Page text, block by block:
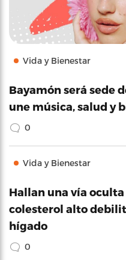
Vida y Bienestar
Bayamón será sede
une música, salud y
0
Vida y Bienestar
Hallan una vía
colesterol alto
hígado
0